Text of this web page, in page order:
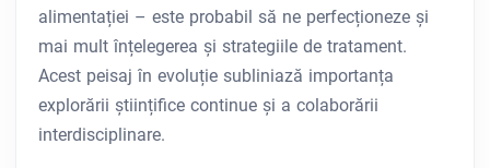
alimentației – este probabil să ne perfecționeze și
mai mult înțelegerea și strategiile de tratament.
Acest peisaj în evoluție subliniază importanța
explorării științifice continue și a colaborării
interdisciplinare.